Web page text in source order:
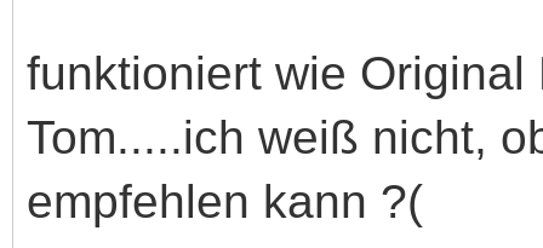
funktioniert wie Original
Tom.....ich weiß nicht,
empfehlen kann ?(